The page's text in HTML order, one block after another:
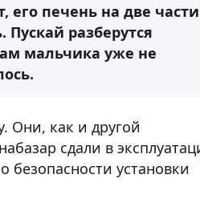
его печень на две части
разберутся
мальчика уже не
Они, как и другой
сдали в
установки